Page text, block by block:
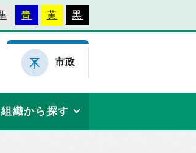
青 黄 黒
市政
組織から探す